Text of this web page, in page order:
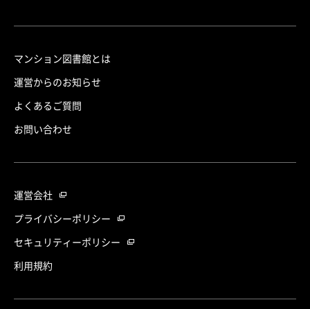
マンション図書館とは
運営からのお知らせ
よくあるご質問
お問い合わせ
運営会社
プライバシーポリシー
セキュリティーポリシー
利用規約